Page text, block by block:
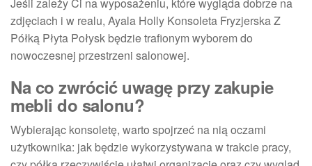
zdjęciach i w realu, Ayala Holly Konsoleta Fryzjerska Z
Półką Płyta Połysk będzie trafionym wyborem do
nowoczesnej przestrzeni salonowej.
Na co zwrócić uwagę przy zakupie
mebli do salonu?
Wybierając konsoletę, warto spojrzeć na nią oczami
użytkownika: jak będzie wykorzystywana w trakcie pracy,